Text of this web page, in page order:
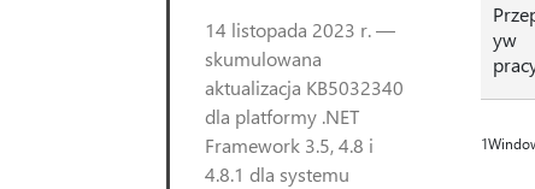
14 listopada 2023 r. —
skumulowana
aktualizacja KB5032340
dla platformy .NET
Framework 3.5, 4.8 i
4.8.1 dla systemu
yw